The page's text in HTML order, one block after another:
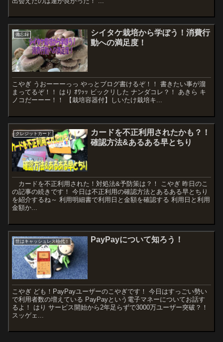
備忘録
シイタケ栽培から学ぼう！消費行
動への満足度！
こやぎ うおーーーっっ やっとブログ書けるぞ！！ 書きたい事が溜
まってるぞ！！ はり ｵﾜｯｯ ビックリした ナンダコレ？！ あきら キ
ノコだーーー！！ 【栽培容器付】しいたけ栽培キ...
クレジットカード
カードを不正利用されたかも？！
確認方法&あるある早とちり
カードを不正利用された！対処法&予防策は？！ こやぎ 昨日のこ
の記事の続きです！ 今日は不正利用の確認方法とあるある早とちり
を紹介するね～ 利用明細書で利用日と金額を確認する 利用日と利用
金額か...
世はキャッシュレス時代！ PayPayについて知ろう！
こやぎ ども！PayPayユーザーのこやぎです！ 今日はすっごい勢い
で利用者数の増えている PayPayという電子マネーについてお話す
るよ！ はり サービス開始から2年足らずで3000万ユーザー突破？！
スッゲェ...